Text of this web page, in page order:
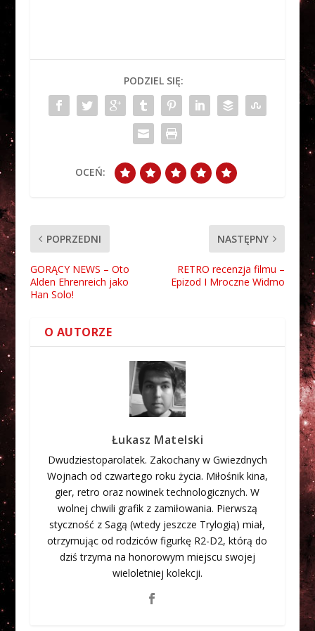
PODZIEL SIĘ:
OCEŃ:
POPRZEDNI
GORĄCY NEWS – Oto
Alden Ehrenreich jako
Han Solo!
NASTĘPNY
RETRO recenzja filmu –
Epizod I Mroczne Widmo
O AUTORZE
Łukasz Matelski
Dwudziestoparolatek. Zakochany w Gwiezdnych
Wojnach od czwartego roku życia. Miłośnik kina,
gier, retro oraz nowinek technologicznych. W
wolnej chwili grafik z zamiłowania. Pierwszą
styczność z Sagą (wtedy jeszcze Trylogią) miał,
otrzymując od rodziców figurkę R2-D2, którą do
dziś trzyma na honorowym miejscu swojej
wieloletniej kolekcji.